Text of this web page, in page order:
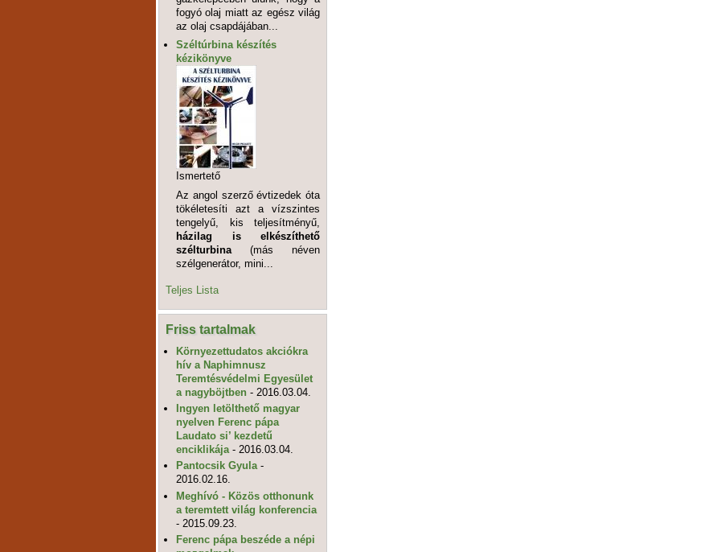
fogyó olaj miatt az egész világ
az olaj csapdájában...
Széltúrbina készítés
kézikönyve
Ismertető
Az angol szerző évtizedek óta
tökéletesíti azt a vízszintes
tengelyű, kis teljesítményű,
házilag is elkészíthető
szélturbina (más néven
szélgenerátor, mini...
Teljes Lista
Friss tartalmak
Környezettudatos akciókra
hív a Naphimnusz
Teremtésvédelmi Egyesület
a nagyböjtben - 2016.03.04.
Ingyen letölthető magyar
nyelven Ferenc pápa
Laudato si’ kezdetű
enciklikája - 2016.03.04.
Pantocsik Gyula -
2016.02.16.
Meghívó - Közös otthonunk
a teremtett világ konferencia
- 2015.09.23.
Ferenc pápa beszéde a népi